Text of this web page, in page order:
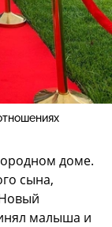
доме.
сына,
малыша и